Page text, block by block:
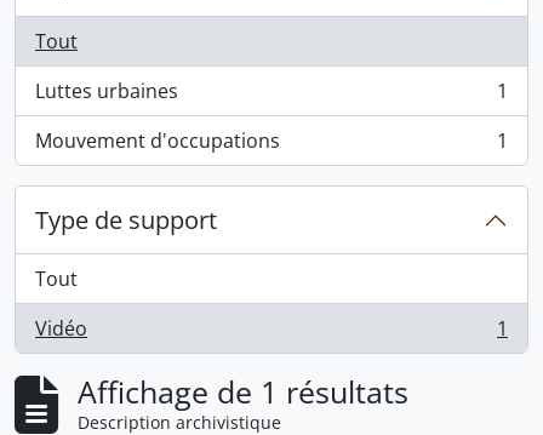
Tout
Luttes urbaines
, 1 résultats
1
Mouvement d'occupations
, 1 résultats 1
Type de support
Tout
Vidéo
, 1 résultats 1
Affichage de 1 résultats
Description archivistique